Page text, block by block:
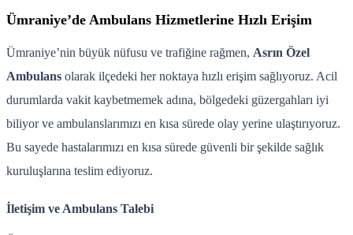
Ümraniye’de Ambulans Hizmetlerine Hızlı Erişim
Ümraniye’nin büyük nüfusu ve trafiğine rağmen, Asrın Özel
Ambulans olarak ilçedeki her noktaya hızlı erişim sağlıyoruz. Acil
durumlarda vakit kaybetmemek adına, bölgedeki güzergahları iyi
biliyor ve ambulanslarımızı en kısa sürede olay yerine ulaştırıyoruz.
Bu sayede hastalarımızı en kısa sürede güvenli bir şekilde sağlık
kuruluşlarına teslim ediyoruz.
İletişim ve Ambulans Talebi